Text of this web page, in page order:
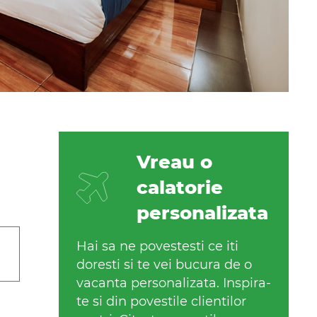
Vreau o
calatorie
personalizata
Hai sa ne povestesti ce iti
doresti si te vei bucura de o
vacanta personalizata. Inspira-
te si din povestile clientilor